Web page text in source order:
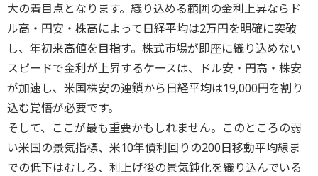
大の着目点となります。織り込める範囲の金利上昇ならド
ル高・円安・株高によって日経平均は2万円を明確に突破
し、年初来高値を目指す。株式市場が即座に織り込めない
スピードで金利が上昇するケースは、ドル安・円高・株安
が加速し、米国株安の連鎖から日経平均は19,000円を割り
込む覚悟が必要です。
そして、ここが最も重要かもしれません。このところの弱
い米国の景気指標、米10年債利回りの200日移動平均線ま
での低下はむしろ、利上げ後の景気鈍化を織り込んでいる